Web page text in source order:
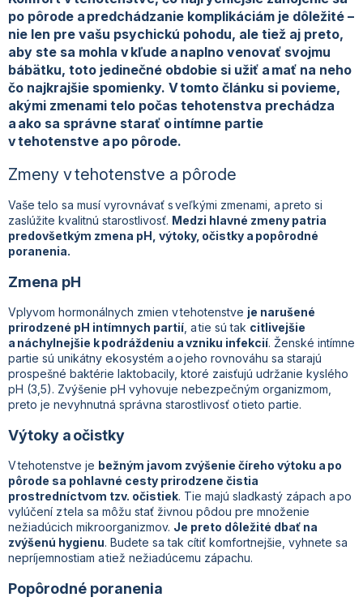
po pôrode a predchádzanie komplikáciám je dôležité –
nie len pre vašu psychickú pohodu, ale tiež aj preto,
aby ste sa mohla v kľude a naplno venovať svojmu
bábätku, toto jedinečné obdobie si užiť a mať na neho
čo najkrajšie spomienky. V tomto článku si povieme,
akými zmenami telo počas tehotenstva prechádza
a ako sa správne starať o intímne partie
v tehotenstve a po pôrode.
Zmeny v tehotenstve a pôrode
Vaše telo sa musí vyrovnávať s veľkými zmenami, a preto si
zaslúžite kvalitnú starostlivosť. Medzi hlavné zmeny patria
predovšetkým zmena pH, výtoky, očistky a popôrodné
poranenia.
Zmena pH
Vplyvom hormonálnych zmien v tehotenstve je narušené
prirodzené pH intímnych partií , a tie sú tak citlivejšie
a náchylnejšie k podráždeniu a vzniku infekcií. Ženské intímne
partie sú unikátny ekosystém a o jeho rovnováhu sa starajú
prospešné baktérie laktobacily, ktoré zaisťujú udržanie kyslého
pH (3,5). Zvýšenie pH vyhovuje nebezpečným organizmom,
preto je nevyhnutná správna starostlivosť o tieto partie.
Výtoky a očistky
V tehotenstve je bežným javom zvýšenie číreho výtoku a po
pôrode sa pohlavné cesty prirodzene čistia
prostredníctvom tzv. očistiek. Tie majú sladkastý zápach a po
vylúčení z tela sa môžu stať živnou pôdou pre množenie
nežiadúcich mikroorganizmov. Je preto dôležité dbať na
zvýšenú hygienu. Budete sa tak cítiť komfortnejšie, vyhnete sa
nepríjemnostiam a tiež nežiadúcemu zápachu.
Popôrodné poranenia